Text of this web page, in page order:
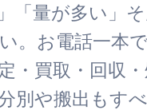
「量が多い」
。お電話一本
・買取・回収・
別や搬出もす